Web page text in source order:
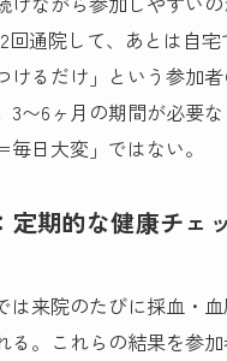
回通院して、あとは自
けるだけ」という参加
3〜6ヶ月の期間が必要な
毎日大変」ではない。
定期的な健康チェ
は来院のたびに採血・
る。これらの結果を参